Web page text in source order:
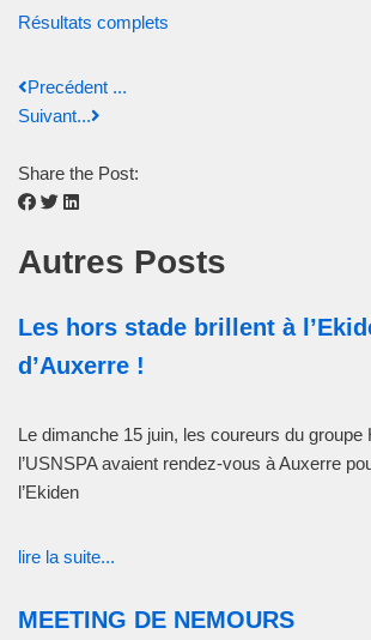
Résultats complets
Precédent ...
Suivant...
Share the Post:
Autres Posts
Les hors stade brillent à
d’Auxerre !
Le dimanche 15 juin, les coureurs du groupe
l’USNSPA avaient rendez-vous à Auxerre
l’Ekiden
lire la suite...
MEETING DE NEMOURS